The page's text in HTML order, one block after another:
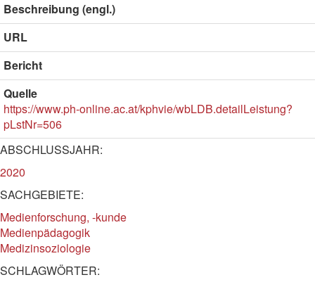
Beschreibung (engl.)
URL
Bericht
Quelle
https://www.ph-online.ac.at/kphvie/wbLDB.detailLeistung?
pLstNr=506
ABSCHLUSSJAHR:
2020
SACHGEBIETE:
Medienforschung, -kunde
Medienpädagogik
Medizinsoziologie
SCHLAGWÖRTER: